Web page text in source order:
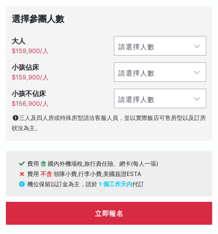
選擇參團人數
大人
$159,900/人
小孩佔床
$159,900/人
小孩不佔床
$156,900/人
三人及四人房或特殊房型請洽客服人員，並以實際飯店可售房型以及訂房
狀況為主。
費用 含 國內外機場稅,旅行責任險、網卡(每人一張)
費用 不含 領隊小費,行李小費,美國簽證ESTA
機位保留以訂金為主，請於 1 個工作天內付訂
立即報名